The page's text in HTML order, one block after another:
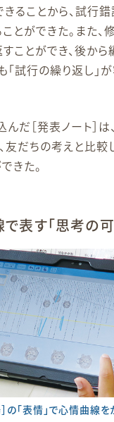
ることから、試行
とができた。また、
ことができ、後か
「試行の繰り返し」
んだ［発表ノート］
友だちの考えと比較
きた。
表す「思考の可
の「表情」で心情曲線を